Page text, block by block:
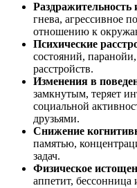
Раздражительность
гнева, агрессивное
отношению к
Психические
состояний,
расстройств.
Изменения в
замкнутым, теряет
социальной
друзьями.
Снижение
памятью,
задач.
Физическое
аппетит, бессонница